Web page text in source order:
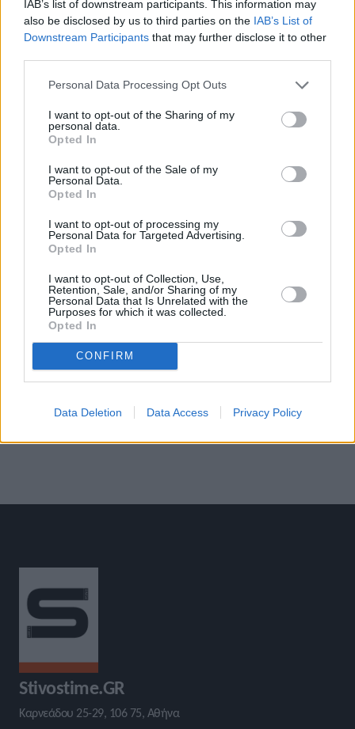
IAB’s list of downstream participants. This information may
also be disclosed by us to third parties on the IAB’s List of
Downstream Participants that may further disclose it to other
Personal Data Processing Opt Outs
I want to opt-out of the Sharing of my
personal data.
Opted In
I want to opt-out of the Sale of my
Personal Data.
Opted In
I want to opt-out of processing my
Personal Data for Targeted Advertising.
Opted In
I want to opt-out of Collection, Use,
Retention, Sale, and/or Sharing of my
Personal Data that Is Unrelated with the
Purposes for which it was collected.
Opted In
CONFIRM
Data Deletion Data Access Privacy Policy
Διονύσης Αντωνέλλος
τηλεόραση. Εξειδίκευση στα ελληνοτουρκικά, τον
πρώτο χέρι που προσφέρουν γνώση και έμπνευση.
Βαθμολογήστε αυτό το άρθρο:
★★★
Κανονικά η χρήση των μορίων
εκπαίδευση
Κέλβιν Κίπτουμ: Αυτά τα
το ρεκόρ
Stivostime.GR
Καρνεάδου 25-29, 106 75, Αθήνα